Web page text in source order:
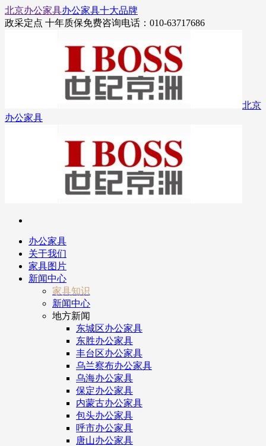
北京办公家具办公家具十大品牌
政采定点 十年质保免费咨询电话：010-63717686
北京
办公家具
办公家具
关于我们
家具图片
新闻中心
家具知识
新闻中心
地方新闻
东城区办公家具
东胜办公家具
丰台区办公家具
乌兰察布办公家具
乌海办公家具
保定办公家具
内蒙古办公家具
包头办公家具
呼市办公家具
唐山办公家具